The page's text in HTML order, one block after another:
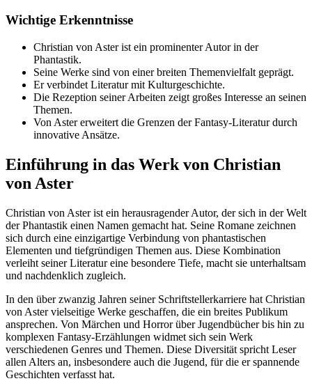
Wichtige Erkenntnisse
Christian von Aster ist ein prominenter Autor in der
Phantastik.
Seine Werke sind von einer breiten Themenvielfalt geprägt.
Er verbindet Literatur mit Kulturgeschichte.
Die Rezeption seiner Arbeiten zeigt großes Interesse an seinen
Themen.
Von Aster erweitert die Grenzen der Fantasy-Literatur durch
innovative Ansätze.
Einführung in das Werk von Christian
von Aster
Christian von Aster ist ein herausragender Autor, der sich in der Welt
der Phantastik einen Namen gemacht hat. Seine Romane zeichnen
sich durch eine einzigartige Verbindung von phantastischen
Elementen und tiefgründigen Themen aus. Diese Kombination
verleiht seiner Literatur eine besondere Tiefe, macht sie unterhaltsam
und nachdenklich zugleich.
In den über zwanzig Jahren seiner Schriftstellerkarriere hat Christian
von Aster vielseitige Werke geschaffen, die ein breites Publikum
ansprechen. Von Märchen und Horror über Jugendbücher bis hin zu
komplexen Fantasy-Erzählungen widmet sich sein Werk
verschiedenen Genres und Themen. Diese Diversität spricht Leser
allen Alters an, insbesondere auch die Jugend, für die er spannende
Geschichten verfasst hat.